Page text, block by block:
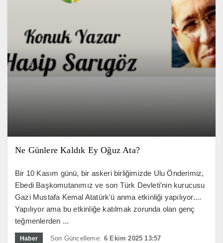
Ne Günlere Kaldık Ey Oğuz Ata?
Bir 10 Kasım günü, bir askeri birliğimizde Ulu Önderimiz,
Ebedi Başkomutanımız ve son Türk Devleti'nin kurucusu
Gazi Mustafa Kemal Atatürk'ü anma etkinliği yapılıyor....
Yapılıyor ama bu etkinliğe katılmak zorunda olan genç
teğmenlerden ...
Haber Son Güncelleme: 6 Ekim 2025 13:57